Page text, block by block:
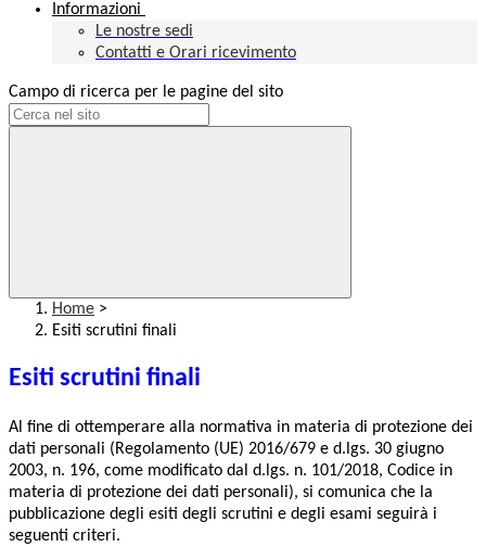
Informazioni
Le nostre sedi
Contatti e Orari ricevimento
Campo di ricerca per le pagine del sito
Home >
Esiti scrutini finali
Esiti scrutini finali
Al fine di ottemperare alla normativa in materia di protezione dei
dati personali (Regolamento (UE) 2016/679 e d.lgs. 30 giugno
2003, n. 196, come modificato dal d.lgs. n. 101/2018, Codice in
materia di protezione dei dati personali), si comunica che la
pubblicazione degli esiti degli scrutini e degli esami seguirà i
seguenti criteri.